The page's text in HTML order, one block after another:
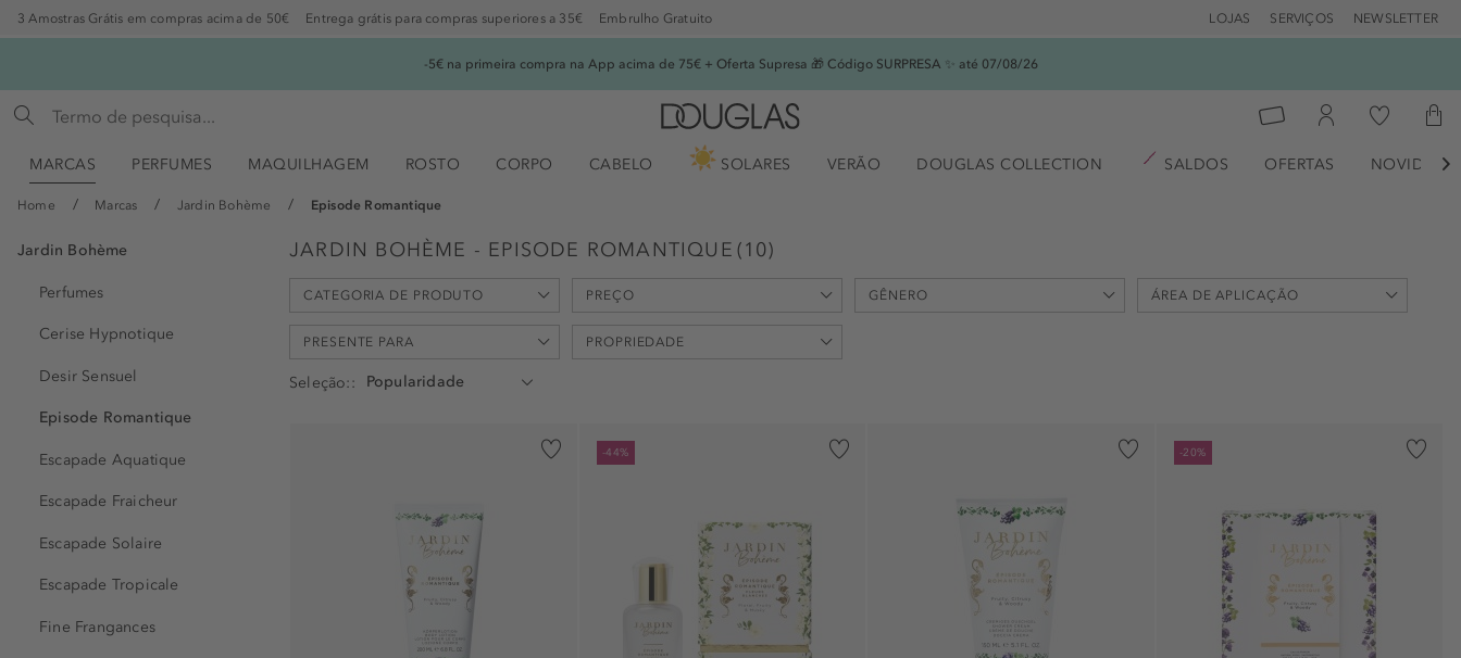
3 Amostras Grátis em compras acima de 50€ Entrega grátis para compras superiores a 35€ Embrulho Gratuito LOJAS SERVIÇOS NEWSLETTER
-5€ na primeira compra na App acima de 75€ + Oferta Supresa 🎁 Código SURPRESA ✨ até 07/08/26
MARCAS PERFUMES MAQUILHAGEM ROSTO CORPO CABELO SOLARES VERÃO DOUGLAS COLLECTION SALDOS OFERTAS 
Home Marcas Jardin Bohème Episode Romantique
Jardin Bohème
Perfumes
Cerise Hypnotique
Desir Sensuel
Episode Romantique
Escapade Aquatique
Escapade Fraicheur
Escapade Solaire
Escapade Tropicale
Fine Frangances
JARDIN BOHÈME - EPISODE ROMANTIQUE (10)
CATEGORIA DE PRODUTO
Eau de Parfum (EdP) (3)
Gel de Banho (1)
Loção de Corpo (1)
PREÇO
-
GÊNERO ÁREA DE APLICAÇÃO
mãos (2)
PRESENTE PARA PROPRIEDADE
hidratante (1)
manutenção (3)
sedoso (1)
Seleção:
-44% -20%